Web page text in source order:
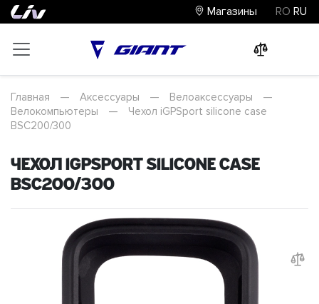
Магазины RO RU
Главная — Аксессуары — Велоаксессуары
—
Велокомпьютеры
—
Чехол iGPSport silicone case
BSC200/300
Чехол iGPSport silicone case
BSC200/300